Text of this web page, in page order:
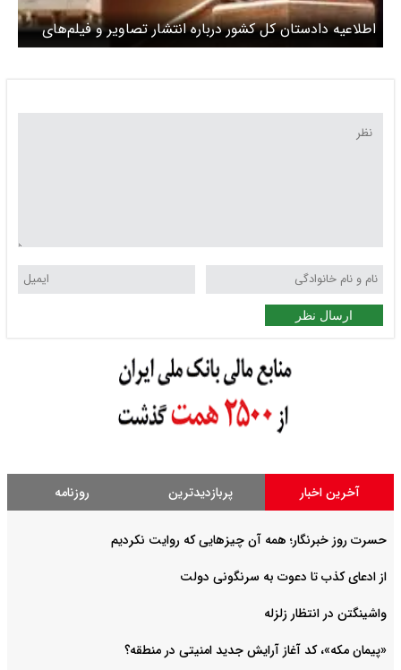
اطلاعیه دادستان کل کشور درباره انتشار تصاویر و فیلم‌های
مربوط به محل اصابت پرتابه‌های دشمن
ارسال نظر
آخرین اخبار پربازدیدترین روزنامه
حسرت روز خبرنگار؛ همه آن چیزهایی که روایت نکردیم
از ادعای کذب تا دعوت به سرنگونی دولت
واشینگتن در انتظار زلزله
«پیمان مکه»، کد آغاز آرایش جدید امنیتی در منطقه؟